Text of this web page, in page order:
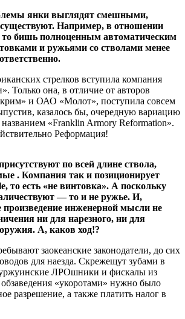
янки выглядят смешными,
Например, в отношении
то бишь полноценным автоматическим
и ружьями со стволами менее
стрелков вступила компания
Только она, в отличие от авторов
и ОАО «Молот», поступила совсем
казалось бы, очередную вариацию
«Franklin Armory Reformation».
Реформация!
по всей длине ствола,
. Компания так и позиционирует
то есть «не винтовка». А поскольку
— то и не ружье. И,
произведение инженерной мысли не
ни для нарезного, ни для
А, каков ход!?
заокеанские законодатели, до сих
для наезда. Скрежещут зубами в
ЛРОшники и фискалы из
«укоротами» нужно было
разрешение, а также платить налог в